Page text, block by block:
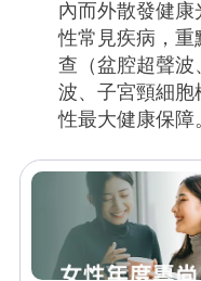
內而外散發健
性常見疾病，重
查（盆腔超聲波
波、子宮頸細胞
性最大健康保障